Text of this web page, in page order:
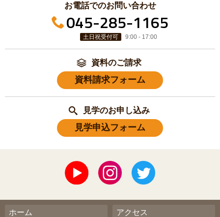
お電話でのお問い合わせ
045-285-1165
土日祝受付可 9:00 - 17:00
資料のご請求
資料請求フォーム
見学のお申し込み
見学申込フォーム
ホーム アクセス